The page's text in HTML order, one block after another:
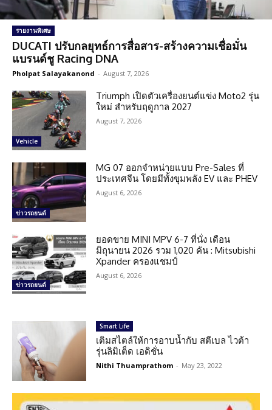
รายงานพิเศษ
DUCATI ปรับกลยุทธ์การสื่อสาร-สร้างความเชื่อมั่น
แบรนด์ชู Racing DNA
Pholpat Salayakanond - August 7, 2026
Vehicle
Triumph เปิดตัวเครื่องยนต์แข่ง Moto2 รุ่น
ใหม่ สำหรับฤดูกาล 2027
August 7, 2026
ข่าวรถยนต์
MG 07 ออกจำหน่ายแบบ Pre-Sales ที่
ประเทศจีน โดยมีทั้งขุมพลัง EV และ PHEV
August 6, 2026
ข่าวรถยนต์
ยอดขาย MINI MPV 6-7 ที่นั่ง เดือน
มิถุนายน 2026 รวม 1,020 คัน : Mitsubishi
Xpander ครองแชมป์
August 6, 2026
Smart Life
เติมสไตล์ให้การอาบน้ำกับ สตีเบล ไวต้า
รุ่นลิมิเต็ด เอดิชั่น
Nithi Thuamprathom - May 23, 2022